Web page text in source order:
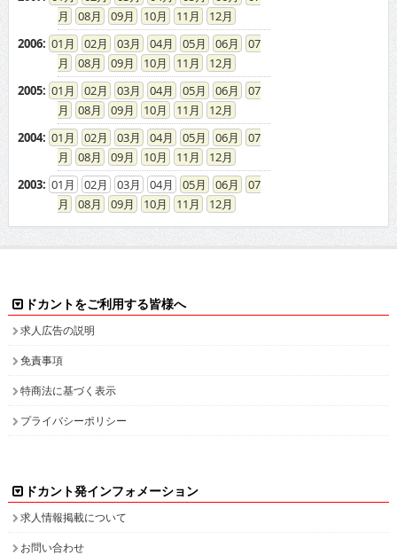
08
09 10 11
12
2005: 01 02 03 04 05 06
07
08
09 10 11
12
2004: 01 02 03 04 05 06
07
08
09 10 11
12
2003: 01 02 03 04 05 06
07
08
09 10 11 12
免責事項
お問い合わせ